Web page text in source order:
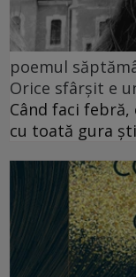
poemul
Orice sfârșit e
Când faci
cu toată gura